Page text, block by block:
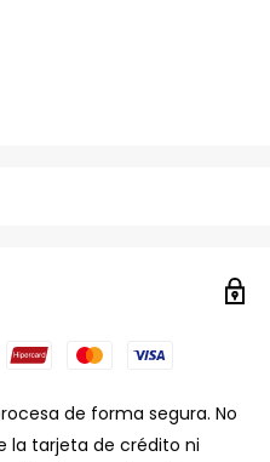
de forma segura. No
la tarjeta de crédito ni